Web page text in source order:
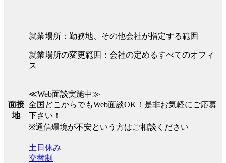
就業場所：勤務地、その他会社が指定する範囲
就業場所の変更範囲：会社の定めるすべてのオフィ
ス
面接
地
≪Web面談実施中≫
全国どこからでもWeb面談OK！是非お気軽にご応募
下さい！
※通信環境が不安という方はご相談ください
土日休み
交替制